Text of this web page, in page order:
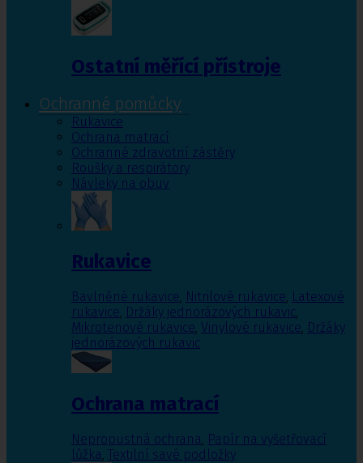
Ostatní měřící přístroje
Ochranné pomůcky
Rukavice
Ochrana matrací
Ochranné zdravotní zástěry
Roušky a respirátory
Návleky na obuv
Rukavice
Bavlněné rukavice, Nitrilové rukavice, Latexové
rukavice, Držáky jednorázových rukavic,
Mikrotenové rukavice, Vinylové rukavice, Držáky
jednorázových rukavic
Ochrana matrací
Nepropustná ochrana, Papír na vyšetřovací
lůžka, Textilní savé podložky